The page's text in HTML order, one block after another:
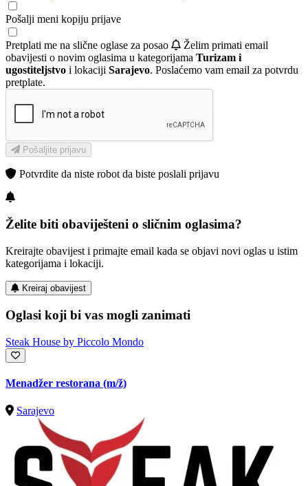
Pošalji meni kopiju prijave
Pretplati me na slične oglase za posao
Želim primati email
obavijesti o novim oglasima u kategorijama Turizam i
ugostiteljstvo i lokaciji Sarajevo. Poslaćemo vam email za potvrdu
pretplate.
Pošaljite prijavu
Potvrdite da niste robot da biste poslali prijavu
Želite biti obaviješteni o sličnim oglasima?
Kreirajte obavijest i primajte email kada se objavi novi oglas u istim
kategorijama i lokaciji.
Kreiraj obavijest
Oglasi koji bi vas mogli zanimati
Steak House by Piccolo Mondo
Menadžer restorana (m/ž)
Sarajevo